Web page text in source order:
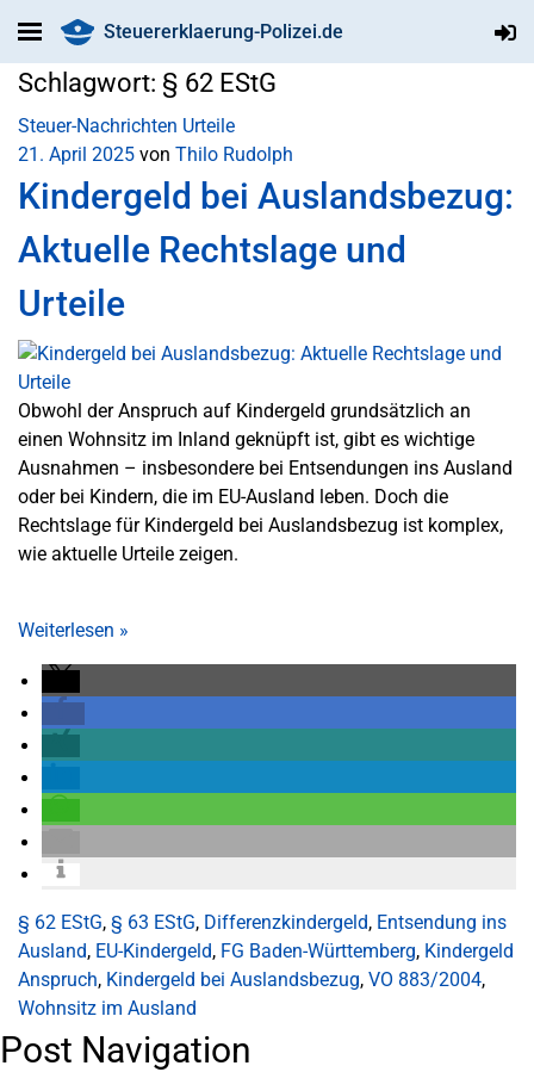
Steuererklaerung-Polizei.de
Schlagwort: § 62 EStG
Steuer-Nachrichten Urteile
21. April 2025 von Thilo Rudolph
Kindergeld bei Auslandsbezug:
Aktuelle Rechtslage und
Urteile
Obwohl der Anspruch auf Kindergeld grundsätzlich an
einen Wohnsitz im Inland geknüpft ist, gibt es wichtige
Ausnahmen – insbesondere bei Entsendungen ins Ausland
oder bei Kindern, die im EU-Ausland leben. Doch die
Rechtslage für Kindergeld bei Auslandsbezug ist komplex,
wie aktuelle Urteile zeigen.
Weiterlesen »
§ 62 EStG, § 63 EStG, Differenzkindergeld, Entsendung ins
Ausland, EU-Kindergeld, FG Baden-Württemberg, Kindergeld
Anspruch, Kindergeld bei Auslandsbezug, VO 883/2004,
Wohnsitz im Ausland
Post Navigation